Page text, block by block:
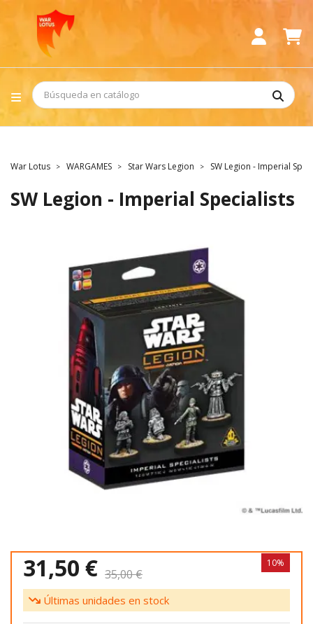
War Lotus WARGAMES Star Wars Legion SW Legion - Imperial
SW Legion - Imperial Specialists
31,50 € 35,00 €
10%
Últimas unidades en stock